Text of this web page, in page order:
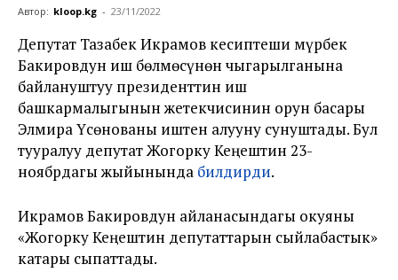
Автор: kloop.kg - 23/11/2022
Депутат Тазабек Икрамов кесиптеши Өмүрбек
Бакировдун иш бөлмөсүнөн чыгарылганына
байлануштуу президенттин иш
башкармалыгынын жетекчисинин орун басары
Элмира Үсөнованы иштен алууну сунуштады. Бул
тууралуу депутат Жогорку Кеңештин 23-
ноябрдагы жыйынында билдирди.
Икрамов Бакировдун айланасындагы окуяны
«Жогорку Кеңештин депутаттарын сыйлабастык»
катары сыпаттады.